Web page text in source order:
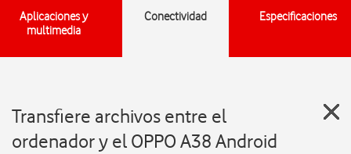
Aplicaciones y
multimedia
Conectividad Especificaciones
Transfiere archivos entre el
ordenador y el OPPO A38 Android